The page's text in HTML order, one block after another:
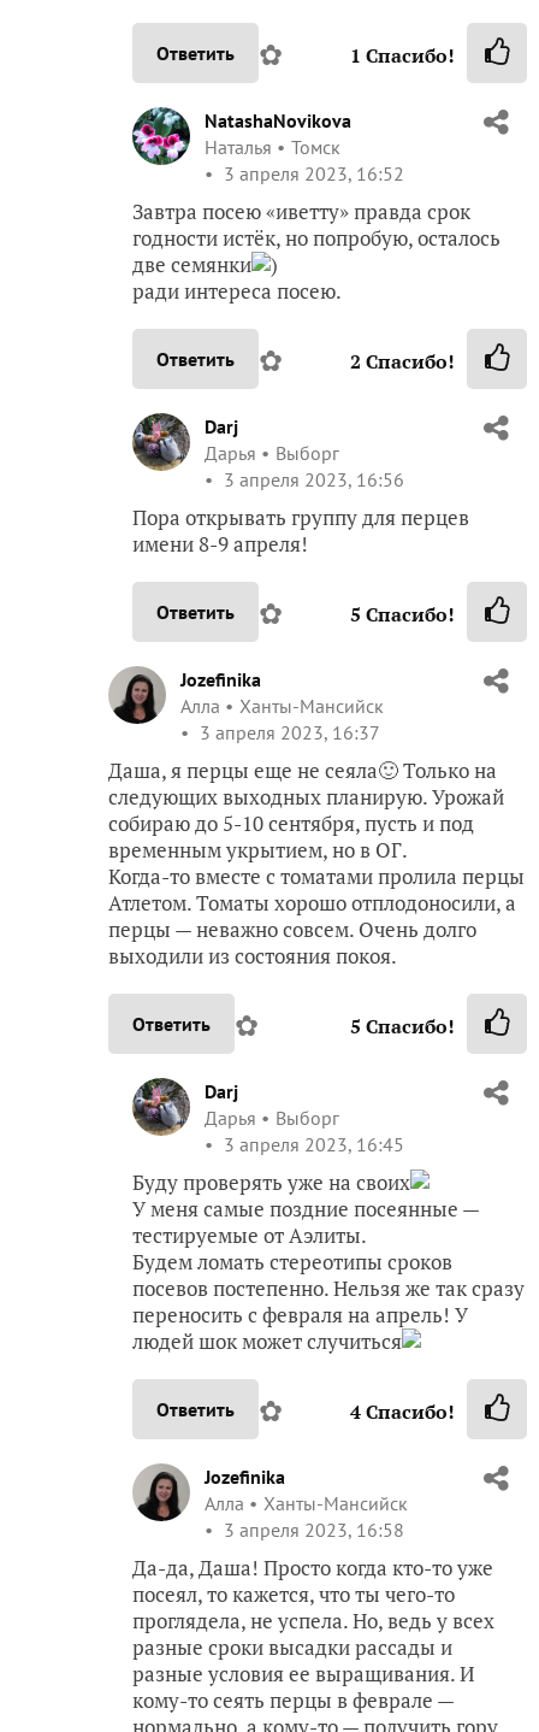
Ответить ✿ 1 Спасибо!
NatashaNovikova
Наталья
Томск
3 апреля 2023, 16:52
Завтра посею «иветту» правда срок
годности истёк, но попробую, осталось
две семянки
)
ради интереса посею.
Ответить ✿ 2 Спасибо!
Darj
Дарья
Выборг
3 апреля 2023, 16:56
Пора открывать группу для перцев
имени 8-9 апреля!
Ответить ✿ 5 Спасибо!
Jozefinika
Алла
Ханты-Мансийск
3 апреля 2023, 16:37
Даша, я перцы еще не сеяла🙂 Только на
следующих выходных планирую. Урожай
собираю до 5-10 сентября, пусть и под
временным укрытием, но в ОГ.
Когда-то вместе с томатами пролила перцы
Атлетом. Томаты хорошо отплодоносили, а
перцы — неважно совсем. Очень долго
выходили из состояния покоя.
Ответить ✿ 5 Спасибо!
Darj
Дарья
Выборг
3 апреля 2023, 16:45
Буду проверять уже на своих
У меня самые поздние посеянные —
тестируемые от Аэлиты.
Будем ломать стереотипы сроков
посевов постепенно. Нельзя же так сразу
переносить с февраля на апрель! У
людей шок может случиться
Ответить ✿ 4Спасибо!
Jozefinika
Алла
Ханты-Мансийск
3 апреля 2023, 16:58
Да-да, Даша! Просто когда кто-то уже
посеял, то кажется, что ты чего-то
проглядела, не успела. Но, ведь у всех
разные сроки высадки рассады и
разные условия ее выращивания. И
кому-то сеять перцы в феврале —